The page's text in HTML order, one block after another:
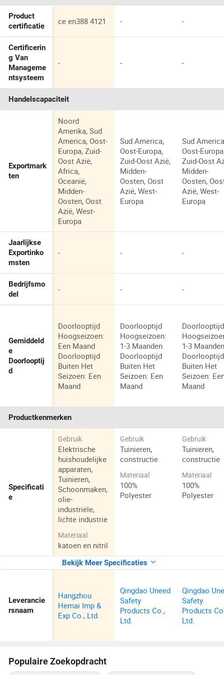
Product
certificatie
ce en388 4121 - -
Certificerin
g Van
Manageme
ntsysteem
- - -
Handelscapaciteit
Exportmark
ten
Noord
Amerika, Sud
America, Oost-
Europa, Zuid-
Oost Azië,
Africa,
Oceanië,
Midden-
Oosten, Oost
Azië, West-
Europa
Sud America,
Oost-Europa,
Zuid-Oost Azië,
Midden-
Oosten, Oost
Azië, West-
Europa
Sud
Oost-
Zuid-Oost
Midden-
Oosten,
Azië, West-
Europa
Jaarlijkse
Exportinko
msten
- - -
Bedrijfsmo
del
- - -
Gemiddeld
e
Doorlooptij
d
Doorlooptijd
Hoogseizoen:
Een Maand
Doorlooptijd
Buiten Het
Seizoen: Een
Maand
Doorlooptijd
Hoogseizoen:
1-3 Maanden
Doorlooptijd
Buiten Het
Seizoen: Een
Maand
Doorlooptijd
1-3
Doorlooptijd
Buiten Het
Seizoen:
Maand
Productkenmerken
Specificati
e
Gebruik
Elektrische
huishoudelijke
apparaten,
Tuinieren,
Schoonmaken,
olie-
industriële,
lichte industrie
Materiaal
katoen en nitril
Gebruik
Tuinieren,
constructie
Materiaal
100%
Polyester
Gebruik
Tuinieren,
constructie
Materiaal
100%
Polyester
Bekijk Meer Specificaties
Leverancie
rsnaam
Hangzhou
Hemai Imp &
Exp Co., Ltd.
Qingdao Uneed
Safety
Products Co.,
Ltd.
Qingdao
Safety
Products
Ltd.
Populaire Zoekopdracht